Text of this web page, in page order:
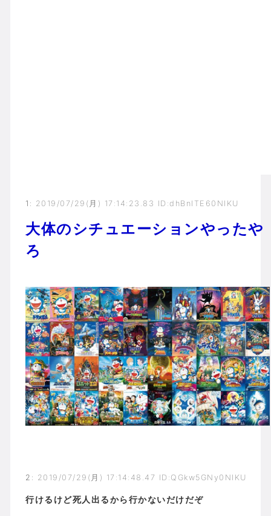
1 : 2019/07/29(月) 17:14:23.83 ID:dhBnITE60NIKU
大体のシチュエーションやったや
ろ
2 : 2019/07/29(月) 17:14:48.47 ID:QGkw5GNy0NIKU
行けるけど死人出るから行かないだけだぞ